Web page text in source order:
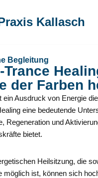
Kallasch
Begleitung
Trance
der Farben
ein Ausdruck von Energie
eine bedeutende
Regeneration und
bietet.
Heilsitzung, die
möglich ist, können sich